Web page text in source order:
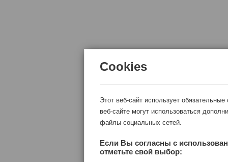
Cookies
Этот веб-сайт использует
веб-сайте могут использоваться
файлы социальных сетей.
Если Вы согласны с
отметьте свой выбор: